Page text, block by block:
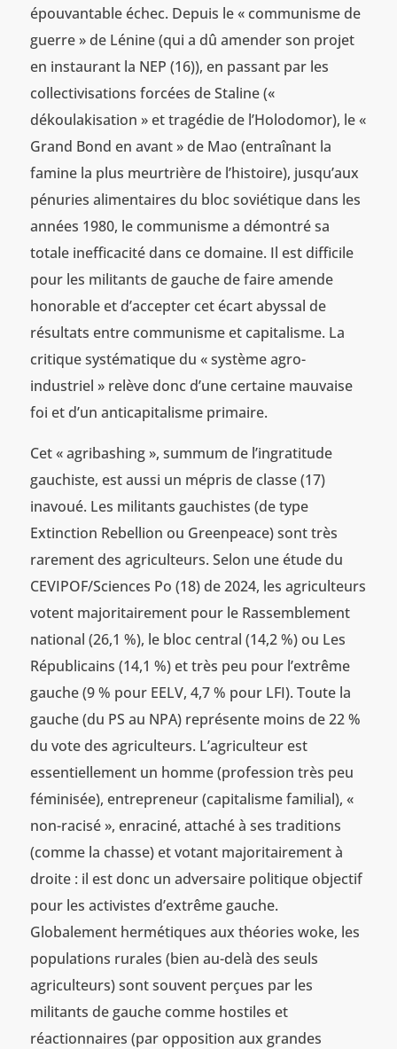
épouvantable échec. Depuis le « communisme de
guerre » de Lénine (qui a dû amender son projet
en instaurant la NEP (16)), en passant par les
collectivisations forcées de Staline («
dékoulakisation » et tragédie de l’Holodomor), le «
Grand Bond en avant » de Mao (entraînant la
famine la plus meurtrière de l’histoire), jusqu’aux
pénuries alimentaires du bloc soviétique dans les
années 1980, le communisme a démontré sa
totale inefficacité dans ce domaine. Il est difficile
pour les militants de gauche de faire amende
honorable et d’accepter cet écart abyssal de
résultats entre communisme et capitalisme. La
critique systématique du « système agro-
industriel » relève donc d’une certaine mauvaise
foi et d’un anticapitalisme primaire.
Cet « agribashing », summum de l’ingratitude
gauchiste, est aussi un mépris de classe (17)
inavoué. Les militants gauchistes (de type
Extinction Rebellion ou Greenpeace) sont très
rarement des agriculteurs. Selon une étude du
CEVIPOF/Sciences Po (18) de 2024, les agriculteurs
votent majoritairement pour le Rassemblement
national (26,1 %), le bloc central (14,2 %) ou Les
Républicains (14,1 %) et très peu pour l’extrême
gauche (9 % pour EELV, 4,7 % pour LFI). Toute la
gauche (du PS au NPA) représente moins de 22 %
du vote des agriculteurs. L’agriculteur est
essentiellement un homme (profession très peu
féminisée), entrepreneur (capitalisme familial), «
non-racisé », enraciné, attaché à ses traditions
(comme la chasse) et votant majoritairement à
droite : il est donc un adversaire politique objectif
pour les activistes d’extrême gauche.
Globalement hermétiques aux théories woke, les
populations rurales (bien au-delà des seuls
agriculteurs) sont souvent perçues par les
militants de gauche comme hostiles et
réactionnaires (par opposition aux grandes